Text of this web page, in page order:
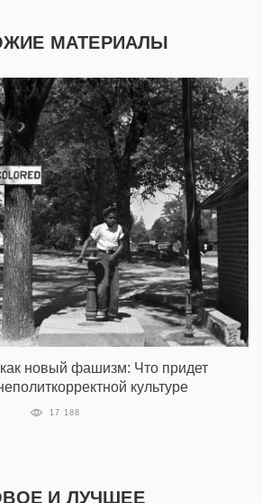
МАТЕРИАЛЫ
новый фашизм: Что придет
культуре
17 188
И ЛУЧШЕЕ